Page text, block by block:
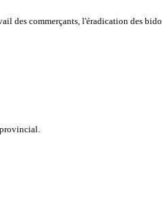
des commerçants, l'éradication des